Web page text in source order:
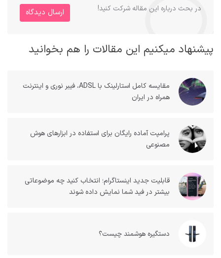
در بحث درباره این مقاله شرکت کنید! ارسال دیدگاه
پیشنهاد میکنیم این مقالات را هم بخوانید
مقایسه کامل استارلینک با ADSL، فیبر نوری و اینترنت
همراه در ایران
پرامپت آماده رایگان برای استفاده در ابزارهای هوش
مصنوعی
قابلیت جدید اینستاگرام؛ انتخاب کنید چه موضوعاتی
بیشتر در فید شما نمایش داده شوند
دستگیره هوشمند چیست؟